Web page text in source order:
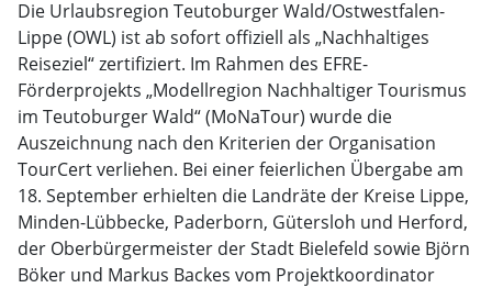
Die Urlaubsregion Teutoburger Wald/Ostwestfalen-
Lippe (OWL) ist ab sofort offiziell als „Nachhaltiges
Reiseziel“ zertifiziert. Im Rahmen des EFRE-
Förderprojekts „Modellregion Nachhaltiger Tourismus
im Teutoburger Wald“ (MoNaTour) wurde die
Auszeichnung nach den Kriterien der Organisation
TourCert verliehen. Bei einer feierlichen Übergabe am
18. September erhielten die Landräte der Kreise Lippe,
Minden-Lübbecke, Paderborn, Gütersloh und Herford,
der Oberbürgermeister der Stadt Bielefeld sowie Björn
Böker und Markus Backes vom Projektkoordinator